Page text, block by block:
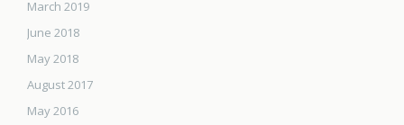
March 2019
June 2018
May 2018
August 2017
May 2016